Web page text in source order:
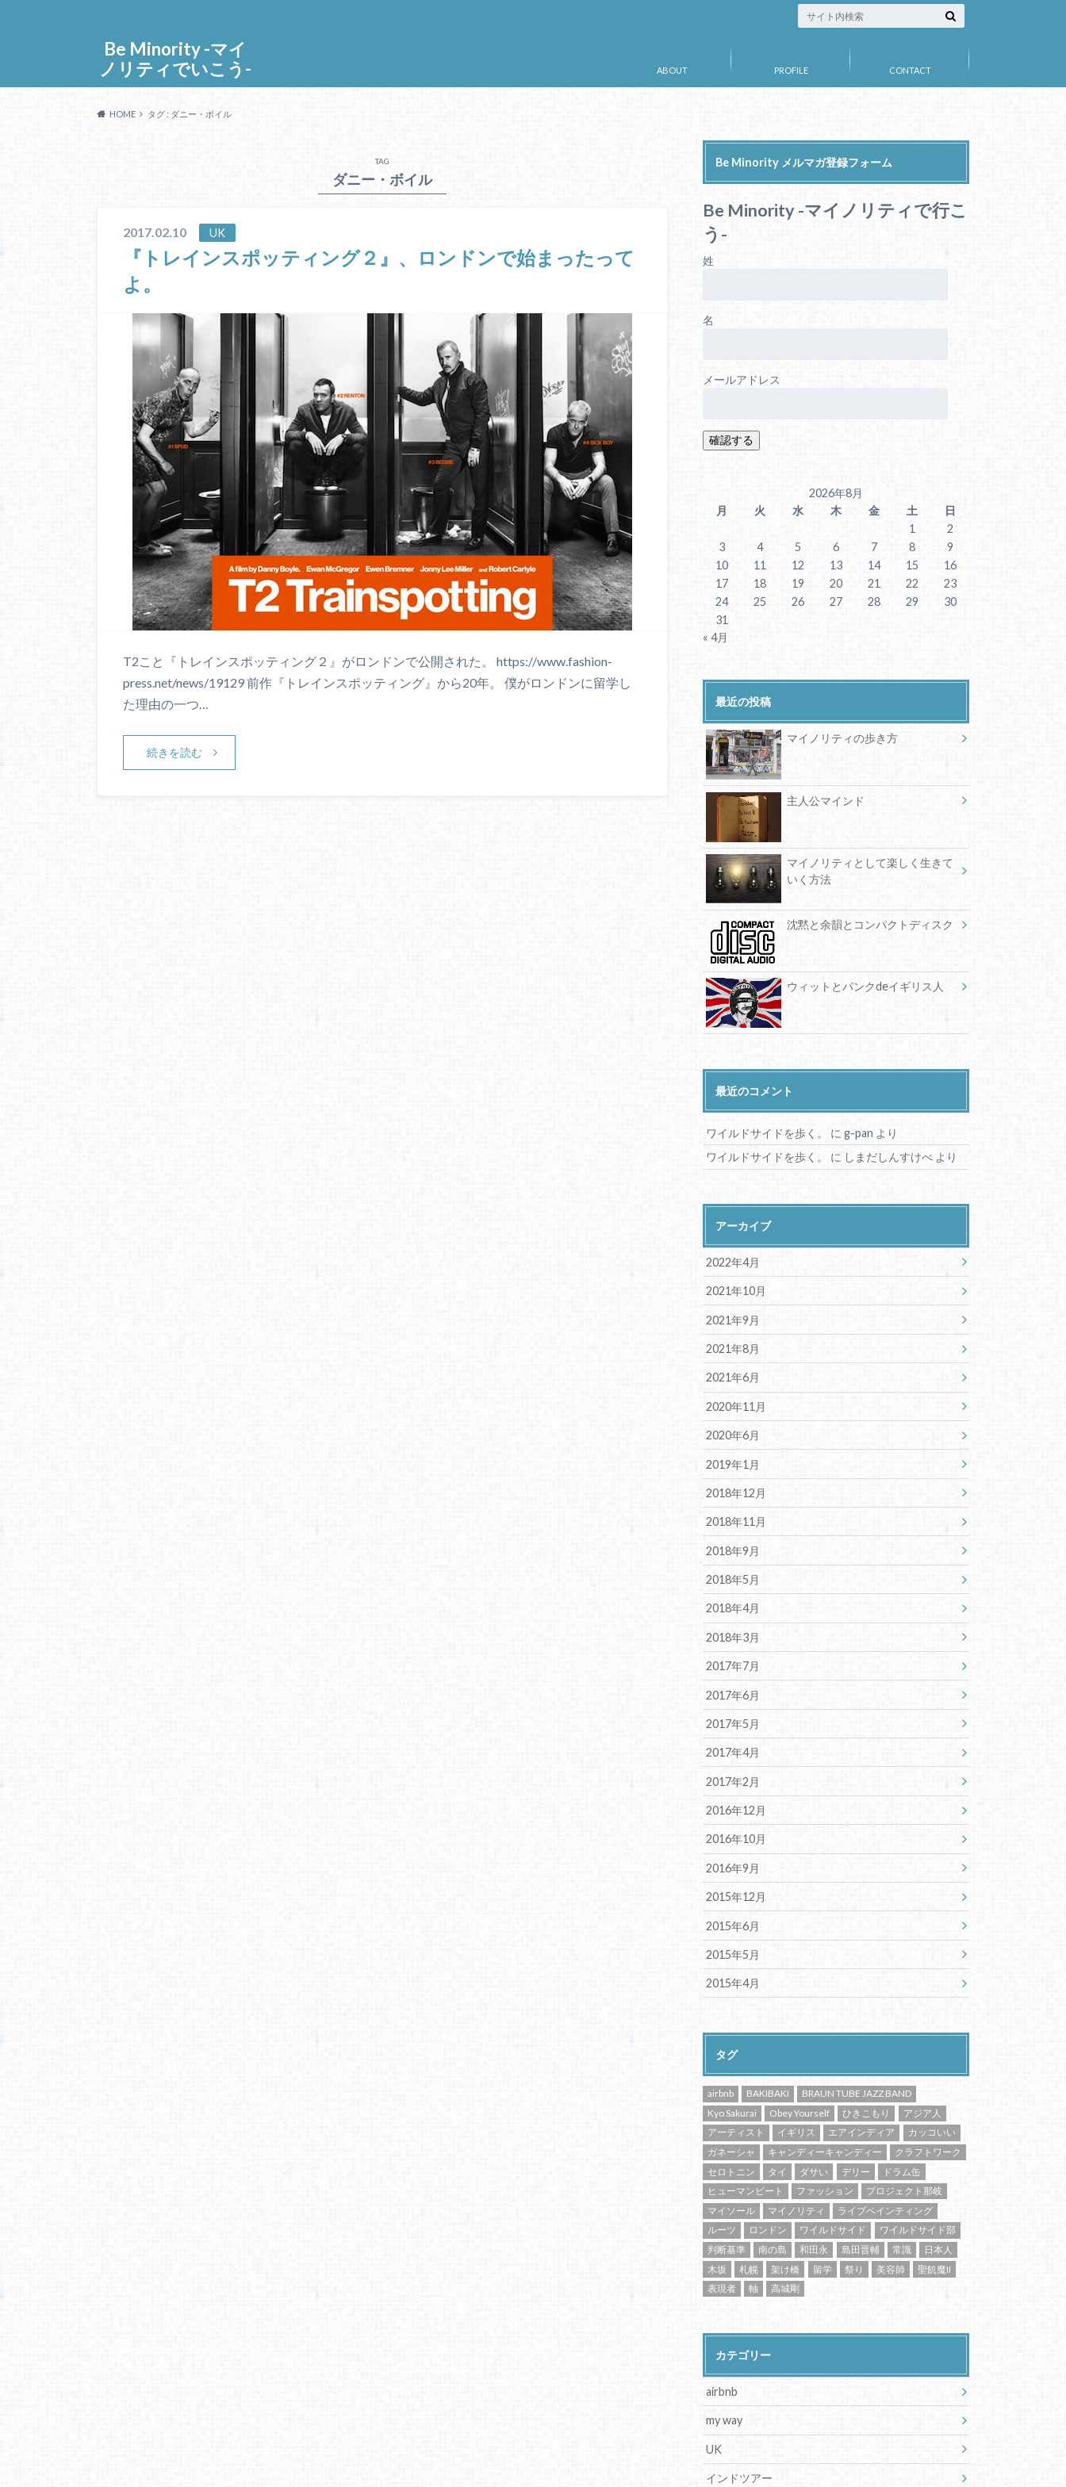
Be Minority -マイ
ノリティでいこう-
ABOUT PROFILE CONTACT
HOME タグ : ダニー・ボイル
TAG
ダニー・ボイル
2017.02.10 UK
『トレインスポッティング２』、ロンドンで始まったって
よ。
T2こと『トレインスポッティング２』がロンドンで公開された。 https://www.fashion-
press.net/news/19129 前作『トレインスポッティング』から20年。 僕がロンドンに留学し
た理由の一つ…
続きを読む
Be Minority メルマガ登録フォーム
Be Minority -マイノリティで行こ
う-
姓
名
メールアドレス
2026年8月
月
火 水 木 金 土
日
1
2
3
4 5 6 7 8
9
10
11 12 13 14 15
16
17
18 19 20 21 22
23
24
25 26 27 28 29
30
31
« 4月
最近の投稿
マイノリティの歩き方
主人公マインド
マイノリティとして楽しく生きて
いく方法
沈黙と余韻とコンパクトディスク
ウィットとパンクdeイギリス人
最近のコメント
ワイルドサイドを歩く。 にg-pan より
ワイルドサイドを歩く。
に しまだしんすけべ より
アーカイブ
2022年4月
2021年10月
2021年9月
2021年8月
2021年6月
2020年11月
2020年6月
2019年1月
2018年12月
2018年11月
2018年9月
2018年5月
2018年4月
2018年3月
2017年7月
2017年6月
2017年5月
2017年4月
2017年2月
2016年12月
2016年10月
2016年9月
2015年12月
2015年6月
2015年5月
2015年4月
タグ
airbnb BAKIBAKI
BRAUN TUBE JAZZ BAND
Kyo Sakurai
Obey Yourself ひきこもり
アジア人
アーティスト
イギリス エアインディア
カッコいい
ガネーシャ
キャンディーキャンディー
クラフトワーク
セロトニン
タイ ダサい デリー
ドラム缶
ヒューマンビート
ファッション
プロジェクト那岐
マイソール
マイノリティ
ライブペインティング
ルーツ
ロンドン ワイルドサイド
ワイルドサイド部
判断基準
南の島 和田永 島田晋輔 常識
日本人
木坂
札幌 架け橋 留学 祭り 美容師
聖飢魔II
表現者
軸 高城剛
カテゴリー
airbnb
my way
UK
インドツアー